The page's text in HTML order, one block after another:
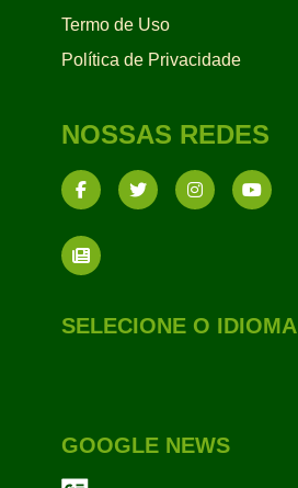
Termo de Uso
Política de Privacidade
NOSSAS REDES
SELECIONE O IDIOMA
GOOGLE NEWS